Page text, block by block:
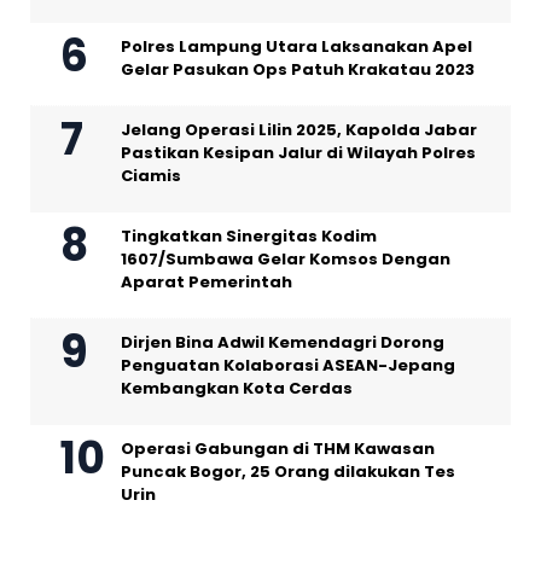
Polres Lampung Utara Laksanakan Apel
Gelar Pasukan Ops Patuh Krakatau 2023
Jelang Operasi Lilin 2025, Kapolda Jabar
Pastikan Kesipan Jalur di Wilayah Polres
Ciamis
Tingkatkan Sinergitas Kodim
1607/Sumbawa Gelar Komsos Dengan
Aparat Pemerintah
Dirjen Bina Adwil Kemendagri Dorong
Penguatan Kolaborasi ASEAN-Jepang
Kembangkan Kota Cerdas
Operasi Gabungan di THM Kawasan
Puncak Bogor, 25 Orang dilakukan Tes
Urin